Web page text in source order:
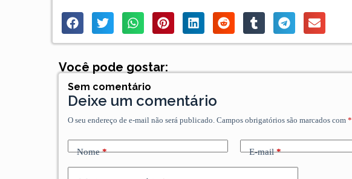
Você pode gostar:
Sem comentário
Deixe um comentário
O seu endereço de e-mail não será publicado. Campos obrigatórios são marcados com*
Nome* E-mail*